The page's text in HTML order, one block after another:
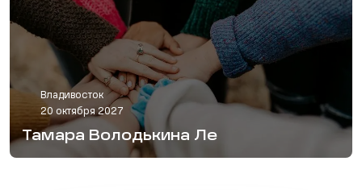
Владивосток
20 октября 2027
Тамара Володькина Ле